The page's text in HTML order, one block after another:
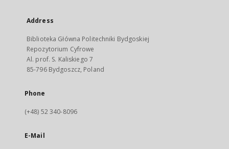
Address
Biblioteka Główna Politechniki Bydgoskiej
Repozytorium Cyfrowe
Al. prof. S. Kaliskiego 7
85-796 Bydgoszcz, Poland
Phone
(+48) 52 340-8096
E-Mail